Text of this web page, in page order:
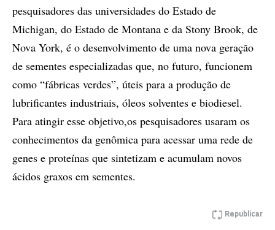
pesquisadores das universidades do Estado de
Michigan, do Estado de Montana e da Stony Brook, de
Nova York, é o desenvolvimento de uma nova geração
de sementes especializadas que, no futuro, funcionem
como “fábricas verdes”, úteis para a produção de
lubrificantes industriais, óleos solventes e biodiesel.
Para atingir esse objetivo,os pesquisadores usaram os
conhecimentos da genômica para acessar uma rede de
genes e proteínas que sintetizam e acumulam novos
ácidos graxos em sementes.
Republicar